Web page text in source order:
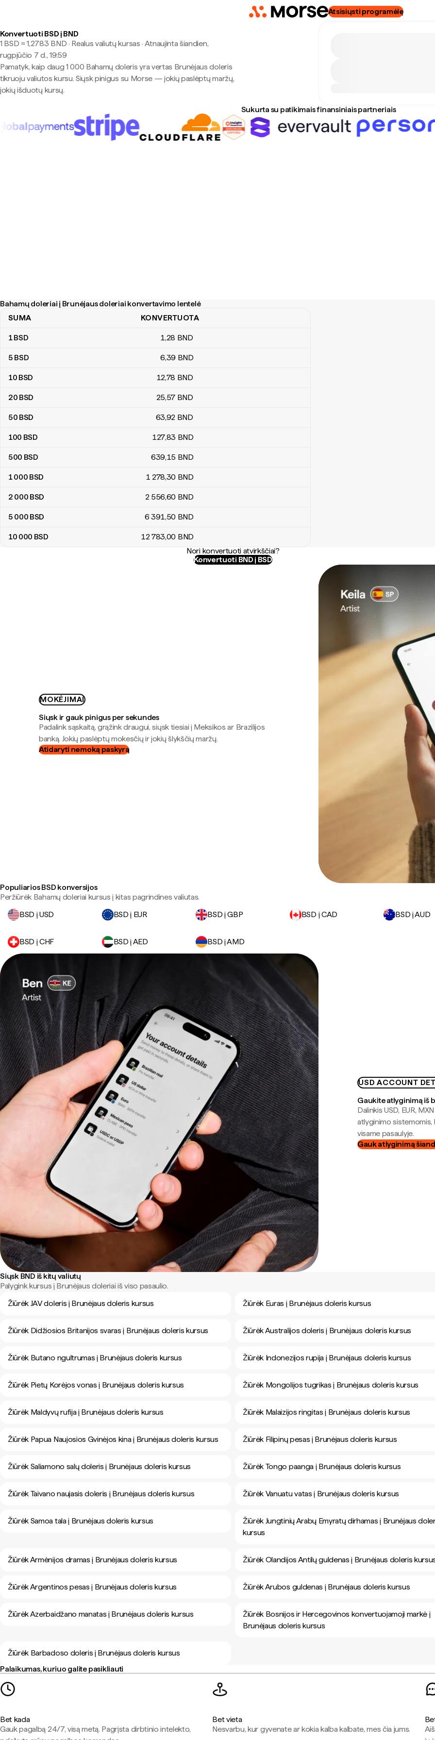
Atsisiųsti programėlę
Konvertuoti BSD į BND
1 BSD ≈ 1,2783 BND · Realus valiutų kursas · Atnaujinta šiandien,
rugpjūčio 7 d., 19:59
Pamatyk, kaip daug 1 000 Bahamų doleris yra vertas Brunėjaus doleris
tikruoju valiutos kursu. Siųsk pinigus su Morse — jokių paslėptų maržų,
jokių išduotų kursų.
Sukurta su patikimais finansiniais partneriais
Bahamų doleriai į Brunėjaus doleriai konvertavimo lentelė
Bahamų doleriai į Brunėjaus doleriai konvertavimo lentelė
SUMA KONVERTUOTA
1BSD 1,28 BND
5 BSD 6,39 BND
10 BSD 12,78 BND
20 BSD 25,57 BND
50 BSD 63,92 BND
100 BSD 127,83 BND
500 BSD 639,15 BND
1 000 BSD 1 278,30 BND
2 000 BSD 2 556,60 BND
5 000 BSD 6 391,50 BND
10 000 BSD 12 783,00 BND
Nori konvertuoti atvirkščiai?
Konvertuoti BND į BSD
MOKĖJIMAI
Siųsk ir gauk pinigus per sekundes
Padalink sąskaitą, grąžink draugui, siųsk tiesiai į Meksikos ar Brazilijos
banką. Jokių paslėptų mokesčių ir jokių šlykščių maržų.
Atidaryti nemoką paskyrą
Populiarios BSD konversijos
Peržiūrėk Bahamų doleriai kursus į kitas pagrindines valiutas.
BSD į USD
BSD į EUR BSD į GBP BSD į CAD BSD į AUD
BSD į CHF BSD į AED BSD į AMD
USD ACCOUNT
Gaukite atlyginimą iš
Dalinkis USD, EUR,
atlyginimo
visame pasaulyje.
Gauk atlyginimą
Siųsk BND iš kitų valiutų
Palygink kursus į Brunėjaus doleriai iš viso pasaulio.
Žiūrėk JAV doleris į Brunėjaus doleris kursus
Žiūrėk Euras į Brunėjaus doleris kursus
Žiūrėk Didžiosios Britanijos svaras į Brunėjaus doleris kursus Žiūrėk Australijos doleris į Brunėjaus doleris kursus
Žiūrėk Butano ngultrumas į Brunėjaus doleris kursus Žiūrėk Indonezijos rupija į Brunėjaus doleris kursus
Žiūrėk Pietų Korėjos vonas į Brunėjaus doleris kursus Žiūrėk Mongolijos tugrikas į Brunėjaus doleris kursus
Žiūrėk Maldyvų rufija į Brunėjaus doleris kursus Žiūrėk Malaizijos ringitas į Brunėjaus doleris kursus
Žiūrėk Papua Naujosios Gvinėjos kina į Brunėjaus doleris kursus Žiūrėk Filipinų pesas į Brunėjaus doleris kursus
Žiūrėk Saliamono salų doleris į Brunėjaus doleris kursus Žiūrėk Tongo paanga į Brunėjaus doleris kursus
Žiūrėk Taivano naujasis doleris į Brunėjaus doleris kursus Žiūrėk Vanuatu vatas į Brunėjaus doleris kursus
Žiūrėk Samoa tala į Brunėjaus doleris kursus
Žiūrėk Jungtinių Arabų Emyratų dirhamas į Brunėjaus
kursus
Žiūrėk Armėnijos dramas į Brunėjaus doleris kursus Žiūrėk Olandijos Antilų guldenas į Brunėjaus doleris
Žiūrėk Argentinos pesas į Brunėjaus doleris kursus Žiūrėk Arubos guldenas į Brunėjaus doleris kursus
Žiūrėk Azerbaidžano manatas į Brunėjaus doleris kursus
Žiūrėk Bosnijos ir Hercegovinos konvertuojamoji markė į
Brunėjaus doleris kursus
Žiūrėk Barbadoso doleris į Brunėjaus doleris kursus
Palaikumas, kuriuo galite pasikliauti
Bet kada
Gauk pagalbą 24/7, visą metą. Pagrįsta dirbtinio intelekto,
Bet vieta
Nesvarbu, kur gyvenate ar kokia kalba kalbate, mes čia jums.